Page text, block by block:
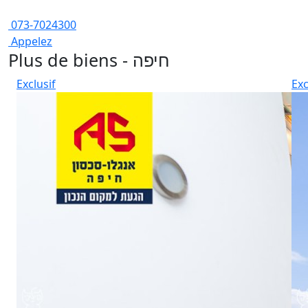
073-7024300
Appelez
Plus de biens - חיפה
Exclusif